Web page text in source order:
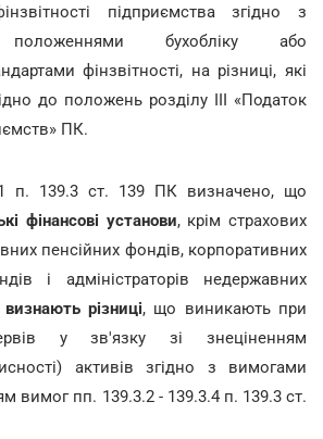
підприємства згідно з
положеннями бухобліку або
фінзвітності, на різниці, які
до положень розділу III «Податок
ПК.
п. 139.3 ст. 139 ПК визначено, що
фінансові установи, крім страхових
пенсійних фондів, корпоративних
і адміністраторів недержавних
визнають різниці, що виникають при
у зв'язку зі знеціненням
активів згідно з вимогами
вимог пп. 139.3.2 - 139.3.4 п. 139.3 ст.